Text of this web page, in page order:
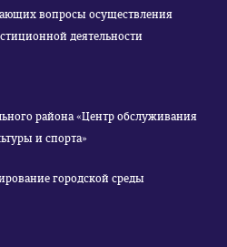
вопросы осуществления
деятельности
района «Центр обслуживания
и спорта»
городской среды